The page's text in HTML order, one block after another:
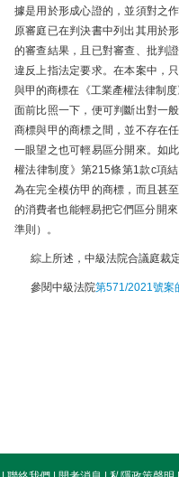
據是用於形成心證的，並須對之
原審庭已在判決書中列出其用於
的審查結果，且已對審查、批判
違反上指法定要求。在本案中，
與甲的商標在《工業產權法律制
面前比照一下，便可判斷出對一
商標與甲的商標之間，並不存在
一眼望之也可輕易區分開來。如
權法律制度》第215條第1款c項
為在完全模仿甲的商標，而且甚
的消費者也能輕易把它們區分開
準則）。
綜上所述，中級法院合議庭裁
參閱中級法院第571/2021號案